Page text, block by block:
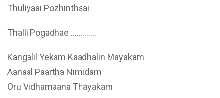
Thuliyaai Pozhinthaai
Thalli Pogadhae ………….
Kangalil Yekam Kaadhalin Mayakam
Aanaal Paartha Nimidam
Oru Vidhamaana Thayakam